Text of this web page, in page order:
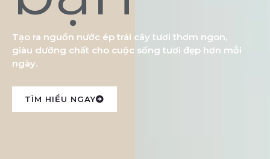
Tạo ra nguồn nước ép trái cây tươi thơm ngon,
giàu dưỡng chất cho cuộc sống tươi đẹp hơn mỗi
ngày.
TÌM HIỂU NGAY